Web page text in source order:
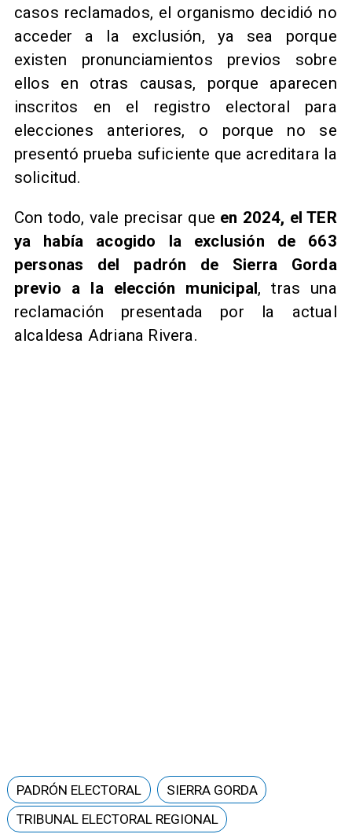
casos reclamados, el organismo decidió no
acceder a la exclusión, ya sea porque
existen pronunciamientos previos sobre
ellos en otras causas, porque aparecen
inscritos en el registro electoral para
elecciones anteriores, o porque no se
presentó prueba suficiente que acreditara la
solicitud.
​Con todo, vale precisar que en 2024, el TER
ya había acogido la exclusión de 663
personas del padrón de Sierra Gorda
previo a la elección municipal, tras una
reclamación presentada por la actual
alcaldesa Adriana Rivera.
PADRÓN ELECTORAL
SIERRA GORDA
TRIBUNAL ELECTORAL REGIONAL